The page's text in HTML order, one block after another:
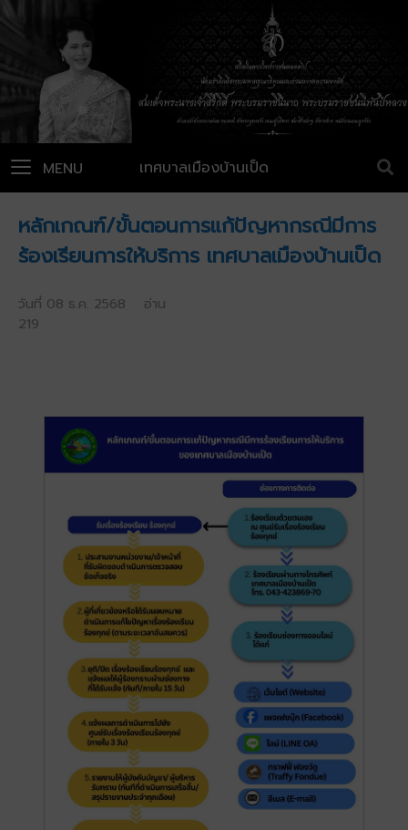
เทศบาลเมืองบ้านเป็ด
MENU
หลักเกณฑ์/ขั้นตอนการแก้ปัญหากรณีมีการ
ร้องเรียนการให้บริการ เทศบาลเมืองบ้านเป็ด
วันที่ 08 ธ.ค. 2568 อ่าน
219